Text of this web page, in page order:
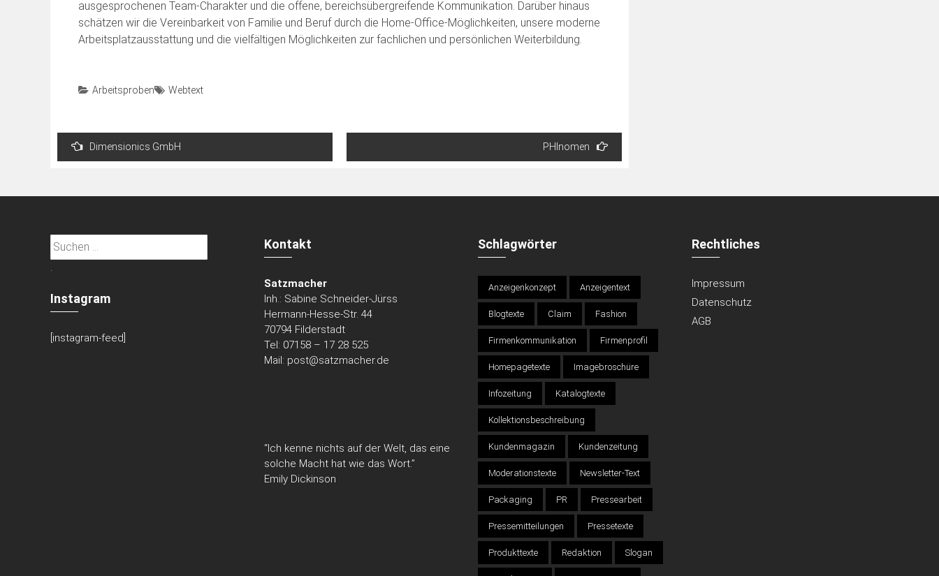
ausgesprochenen Team-Charakter und die offene, bereichsübergreifende Kommunikation. Darüber hinaus
schätzen wir die Vereinbarkeit von Familie und Beruf durch die Home-Office-Möglichkeiten, unsere moderne
Arbeitsplatzausstattung und die vielfältigen Möglichkeiten zur fachlichen und persönlichen Weiterbildung.
Arbeitsproben Webtext
Beitragsnavigation
Dimensionics GmbH PHInomen
Suchen
nach:
Instagram
[instagram-feed]
Kontakt
Satzmacher
Inh.: Sabine Schneider-Jürss
Hermann-Hesse-Str. 44
70794 Filderstadt
Tel: 07158 – 17 28 525
Mail: post@satzmacher.de
“Ich kenne nichts auf der Welt, das eine
solche Macht hat wie das Wort.”
Emily Dickinson
Schlagwörter
Anzeigenkonzept Anzeigentext
Blogtexte Claim Fashion
Firmenkommunikation Firmenprofil
Homepagetexte Imagebroschüre
Infozeitung Katalogtexte
Kollektionsbeschreibung
Kundenmagazin Kundenzeitung
Moderationstexte Newsletter-Text
Packaging PR Pressearbeit
Pressemitteilungen Pressetexte
Produkttexte Redaktion Slogan
Rechtliches
Impressum
Datenschutz
AGB